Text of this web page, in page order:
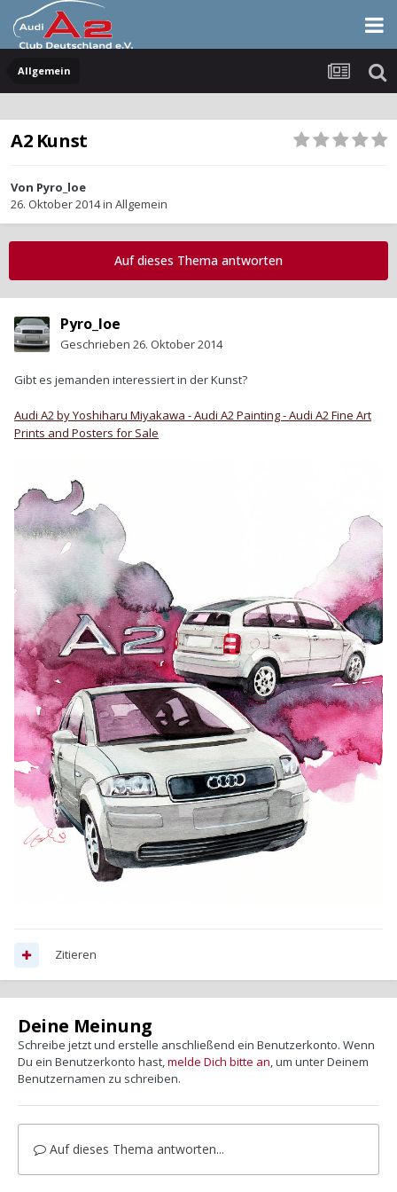
Allgemein
A2 Kunst
Von Pyro_loe
26. Oktober 2014in Allgemein
Auf dieses Thema antworten
Pyro_loe
Geschrieben 26. Oktober 2014
Gibt es jemanden interessiert in der Kunst?
Audi A2 by Yoshiharu Miyakawa - Audi A2 Painting - Audi A2 Fine Art
Prints and Posters for Sale
Zitieren
Deine Meinung
Schreibe jetzt und erstelle anschließend ein Benutzerkonto. Wenn
Du ein Benutzerkonto hast,melde Dich bitte an, um unter Deinem
Benutzernamen zu schreiben.
Auf dieses Thema antworten...